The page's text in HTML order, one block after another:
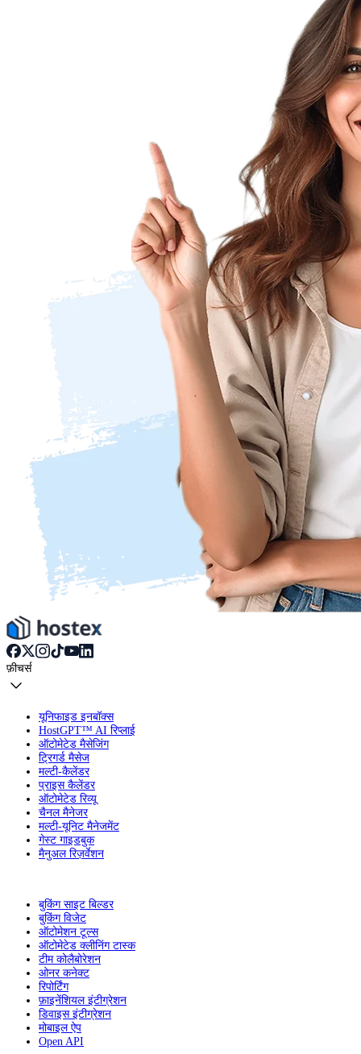
फ़ीचर्स
यूनिफाइड इनबॉक्स
HostGPT™ AI रिप्लाई
ऑटोमेटेड मैसेजिंग
ट्रिगर्ड मैसेज
मल्टी-कैलेंडर
प्राइस कैलेंडर
ऑटोमेटेड रिव्यू
चैनल मैनेजर
मल्टी-यूनिट मैनेजमेंट
गेस्ट गाइडबुक
मैनुअल रिज़र्वेशन
बुकिंग साइट बिल्डर
बुकिंग विजेट
ऑटोमेशन टूल्स
ऑटोमेटेड क्लीनिंग टास्क
टीम कोलैबोरेशन
ओनर कनेक्ट
रिपोर्टिंग
फ़ाइनेंशियल इंटीग्रेशन
डिवाइस इंटीग्रेशन
मोबाइल ऐप
Open API